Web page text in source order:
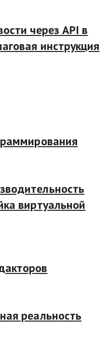
через API в
инструкция
виртуальной
реальность